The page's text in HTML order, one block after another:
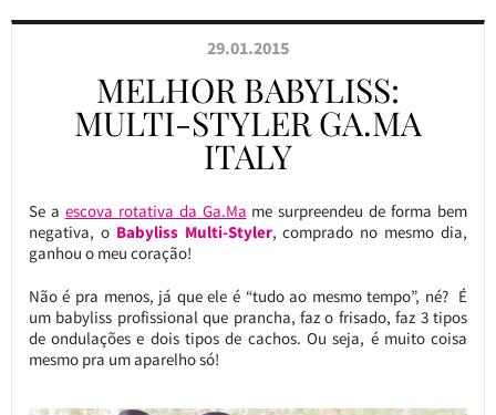
29.01.2015
MELHOR BABYLISS:
MULTI-STYLER GA.MA
ITALY
Se a escova rotativa da Ga.Ma me surpreendeu de forma bem
negativa, o Babyliss Multi-Styler, comprado no mesmo dia,
ganhou o meu coração!
Não é pra menos, já que ele é “tudo ao mesmo tempo”, né? É
um babyliss profissional que prancha, faz o frisado, faz 3 tipos
de ondulações e dois tipos de cachos. Ou seja, é muito coisa
mesmo pra um aparelho só!